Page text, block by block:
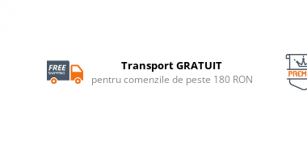
Transport GRATUIT
pentru comenzile de peste 180 RON